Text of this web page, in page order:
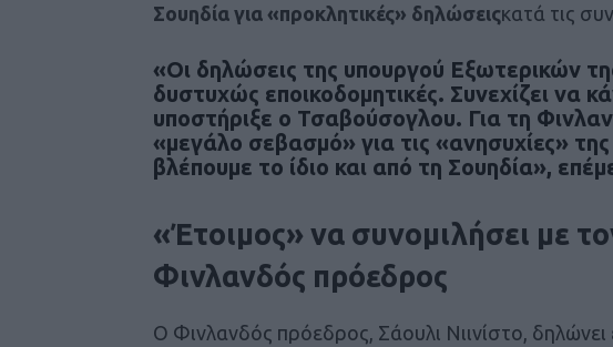
Σουηδία για «προκλητικές» δηλώσειςκατά τις
«Οι δηλώσεις της υπουργού Εξωτερικών
δυστυχώς εποικοδομητικές. Συνεχίζει να
υποστήριξε ο Τσαβούσογλου. Για τη
«μεγάλο σεβασμό» για τις «ανησυχίες»
βλέπουμε το ίδιο και από τη Σουηδία»,
«Έτοιμος» να συνομιλήσει με
Φινλανδός πρόεδρος
Ο Φινλανδός πρόεδρος, Σάουλι Νιινίστο, δηλώνει